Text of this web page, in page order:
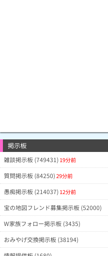
掲示板
雑談掲示板 (749431) 19分前
質問掲示板 (84250)29分前
愚痴掲示板 (214037) 12分前
宝の地図フレンド募集掲示板 (52000)
W家族フォロー掲示板 (3435)
おみやげ交換掲示板 (38194)